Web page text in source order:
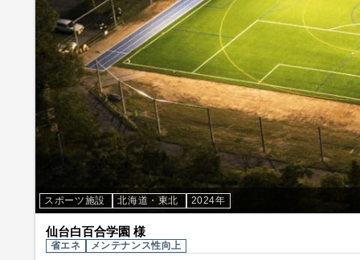
スポーツ施設 北海道・東北 2024年
仙台白百合学園 様
省エネ
メンテナンス性向上